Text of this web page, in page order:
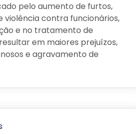
pelo aumento de furtos,
violência contra funcionários,
e no tratamento de
em maiores prejuízos,
e agravamento de